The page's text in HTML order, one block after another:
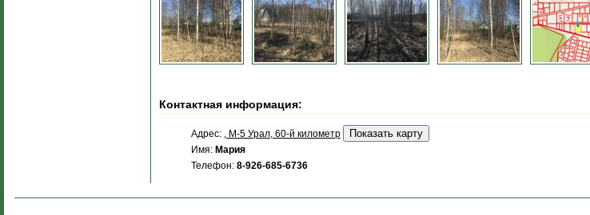
Контактная информация:
Адрес: , М-5 Урал, 60-й километр
Имя: Мария
Телефон: 8-926-685-6736